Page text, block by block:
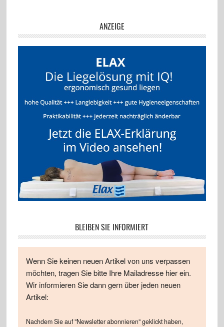
ANZEIGE
BLEIBEN SIE INFORMIERT
Wenn Sie keinen neuen Artikel von uns verpassen
möchten, tragen Sie bitte Ihre Mailadresse hier ein.
Wir informieren Sie dann gern über jeden neuen
Artikel:
Nachdem Sie auf "Newsletter abonnieren" geklickt haben,